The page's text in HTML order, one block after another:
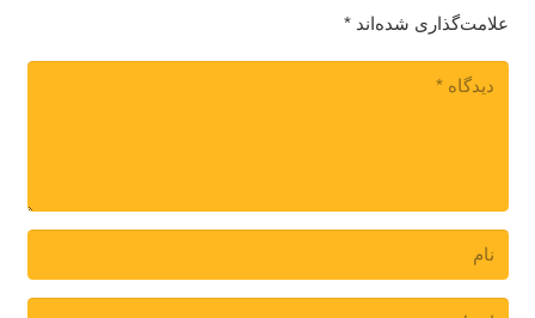
علامت‌گذاری شده‌اند*